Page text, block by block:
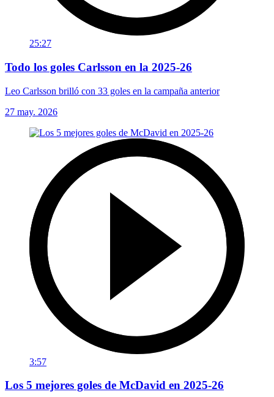
25:27
Todo los goles Carlsson en la 2025-26
Leo Carlsson brilló con 33 goles en la campaña anterior
27 may. 2026
3:57
Los 5 mejores goles de McDavid en 2025-26